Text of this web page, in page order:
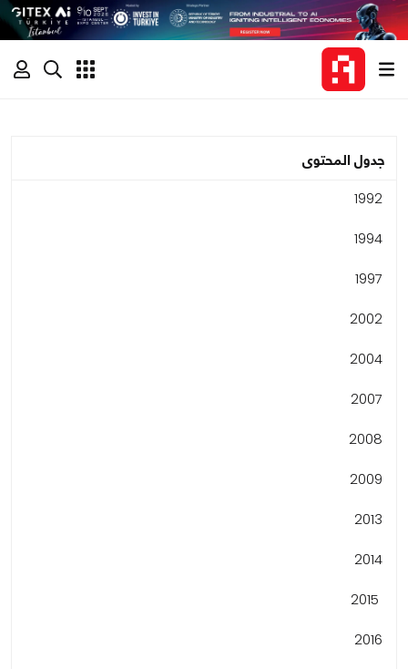
جدول المحتوى
1992
1994
1997
2002
2004
2007
2008
2009
2013
2014
2016